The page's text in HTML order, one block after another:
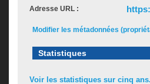
Adresse URL :
Modifier les métadonnées
Statistiques
Voir les statistiques sur cinq